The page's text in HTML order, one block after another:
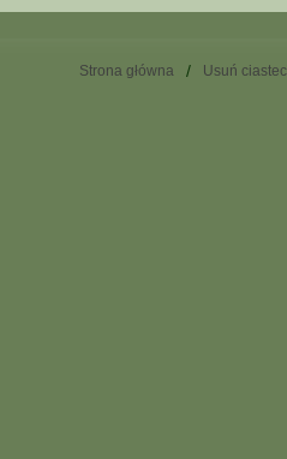
Strona główna Usuń